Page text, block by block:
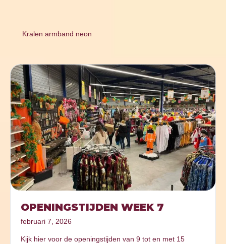
Kralen armband neon
OPENINGSTIJDEN WEEK 7
februari 7, 2026
Kijk hier voor de openingstijden van 9 tot en met 15